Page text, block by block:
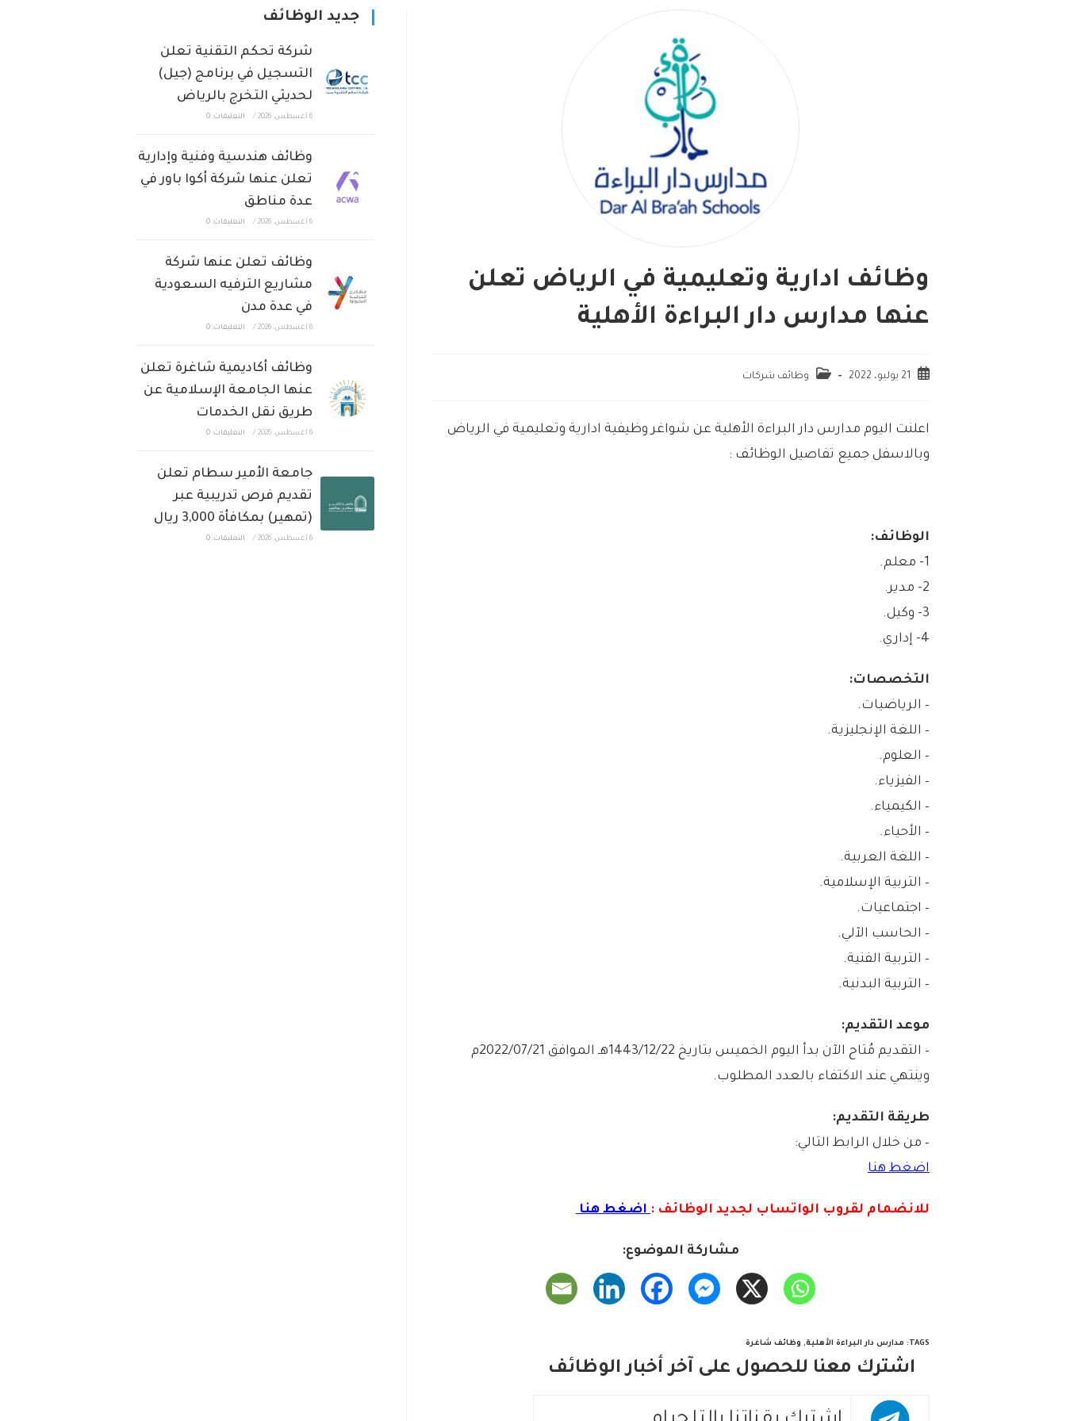
وظائف ادارية وتعليمية في الرياض تعلن
عنها مدارس دار البراءة الأهلية
21 يوليو، 2022 وظائف شركات
اعلنت اليوم مدارس دار البراءة الأهلية عن شواغر وظيفية ادارية وتعليمية في الرياض
وبالاسفل جميع تفاصيل الوظائف :
الوظائف:
1- معلم.
2- مدير.
3- وكيل.
4- إداري.
التخصصات:
– الرياضيات.
– اللغة الإنجليزية.
– العلوم.
– الفيزياء.
– الكيمياء.
– الأحياء.
– اللغة العربية.
– التربية الإسلامية.
– اجتماعيات.
– الحاسب الآلي.
– التربية الفنية.
– التربية البدنية.
موعد التقديم:
– التقديم مُتاح الآن بدأ اليوم الخميس بتاريخ 1443/12/22هـ الموافق 2022/07/21م
وينتهي عند الاكتفاء بالعدد المطلوب.
طريقة التقديم:
– من خلال الرابط التالي:
اضغط هنا
للانضمام لقروب الواتساب لجديد الوظائف :اضغط هنا
مشاركة الموضوع:
TAGS
: مدارس دار البراءة الأهلية, وظائف شاغرة
اشترك معنا للحصول على آخر أخبار الوظائف
جديد الوظائف
شركة تحكم التقنية تعلن
التسجيل في برنامج (جيل)
لحديثي التخرج بالرياض
6 أغسطس، 2026 / التعليقات: 0
وظائف هندسية وفنية وإدارية
تعلن عنها شركة أكوا باور في
عدة مناطق
6 أغسطس، 2026 / التعليقات: 0
وظائف تعلن عنها شركة
مشاريع الترفيه السعودية
في عدة مدن
6 أغسطس، 2026 / التعليقات: 0
وظائف أكاديمية شاغرة تعلن
عنها الجامعة الإسلامية عن
طريق نقل الخدمات
6 أغسطس، 2026 / التعليقات: 0
جامعة الأمير سطام تعلن
تقديم فرص تدريبية عبر
(تمهير) بمكافأة 3,000 ريال
6 أغسطس، 2026 / التعليقات: 0